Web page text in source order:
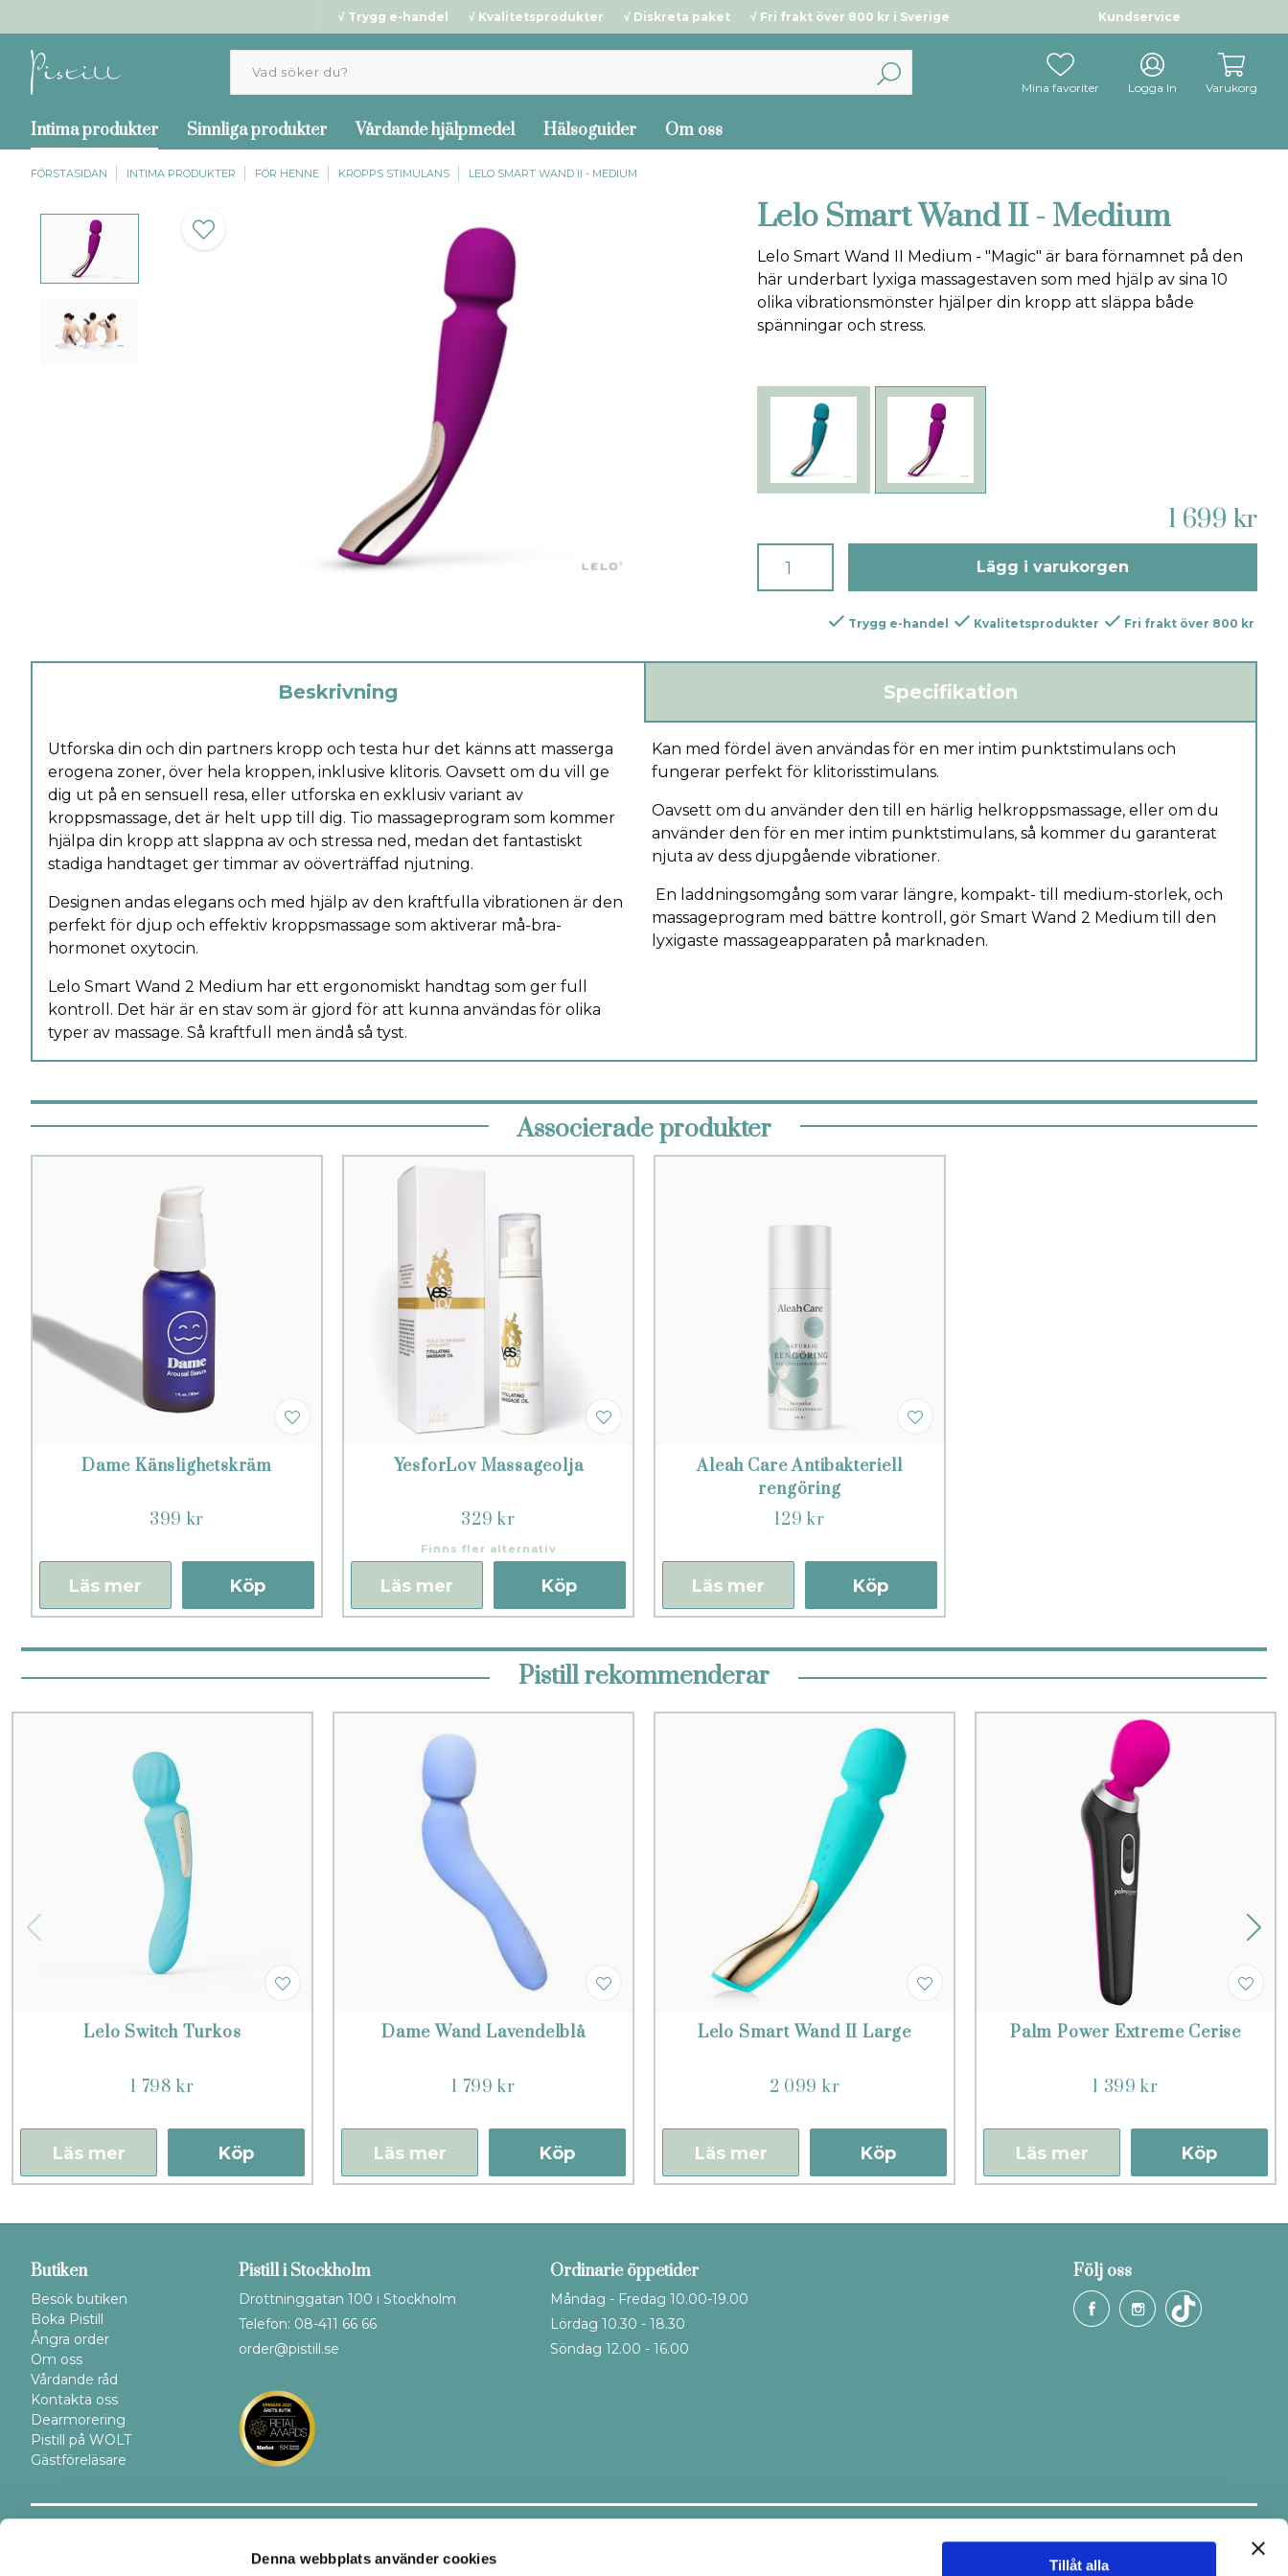
Denna webbplats använder cookies Tillåt alla
Kundservice
√ Trygg e-handel √ Kvalitetsprodukter √ Diskreta paket √ Fri frakt över 800 kr i Sverige
Mina favoriter Logga In Varukorg
Intima produkter Sinnliga produkter Vårdande hjälpmedel Hälsoguider Om oss
FÖRSTASIDAN INTIMA PRODUKTER FÖR HENNE KROPPS STIMULANS LELO SMART WAND II - MEDIUM
Lelo Smart Wand II - Medium
Lelo Smart Wand II Medium - "Magic" är bara förnamnet på den
här underbart lyxiga massagestaven som med hjälp av sina 10
olika vibrationsmönster hjälper din kropp att släppa både
spänningar och stress.
1 699 kr
Lägg i varukorgen
Trygg e-handel Kvalitetsprodukter Fri frakt över 800 kr
Beskrivning Specifikation
Utforska din och din partners kropp och testa hur det känns att masserga
erogena zoner, över hela kroppen, inklusive klitoris. Oavsett om du vill ge
dig ut på en sensuell resa, eller utforska en exklusiv variant av
kroppsmassage, det är helt upp till dig. Tio massageprogram som kommer
hjälpa din kropp att slappna av och stressa ned, medan det fantastiskt
stadiga handtaget ger timmar av oöverträffad njutning.
Designen andas elegans och med hjälp av den kraftfulla vibrationen är den
perfekt för djup och effektiv kroppsmassage som aktiverar må-bra-
hormonet oxytocin.
Lelo Smart Wand 2 Medium har ett ergonomiskt handtag som ger full
kontroll. Det här är en stav som är gjord för att kunna användas för olika
typer av massage. Så kraftfull men ändå så tyst.
Kan med fördel även användas för en mer intim punktstimulans och
fungerar perfekt för klitorisstimulans.
Oavsett om du använder den till en härlig helkroppsmassage, eller om du
använder den för en mer intim punktstimulans, så kommer du garanterat
njuta av dess djupgående vibrationer.
En laddningsomgång som varar längre, kompakt- till medium-storlek, och
massageprogram med bättre kontroll, gör Smart Wand 2 Medium till den
lyxigaste massageapparaten på marknaden.
Associerade produkter
Dame Känslighetskräm
399 kr
Köp
Läs mer
YesforLov Massageolja
329 kr
Finns fler alternativ
Köp
Läs mer
Aleah Care Antibakteriell
rengöring
129 kr
Köp
Läs mer
Pistill rekommenderar
Lelo Switch Turkos
1 798 kr
Köp
Läs mer
Dame Wand Lavendelblå
1 799 kr
Köp
Läs mer
Lelo Smart Wand II Large
2 099 kr
Köp
Läs mer
Palm Power Extreme Cerise
1 399 kr
Köp
Läs mer
Butiken
Besök butiken
Boka Pistill
Ångra order
Om oss
Vårdande råd
Kontakta oss
Dearmorering
Pistill på WOLT
Gästföreläsare
Pistill i Stockholm
Drottninggatan 100 i Stockholm
Telefon: 08-411 66 66
order@pistill.se
Ordinarie öppetider
Måndag - Fredag 10.00-19.00
Lördag 10.30 - 18.30
Söndag 12.00 - 16.00
Följ oss
Håll dig uppdaterad.Ta del av tips & fina erbjudanden via